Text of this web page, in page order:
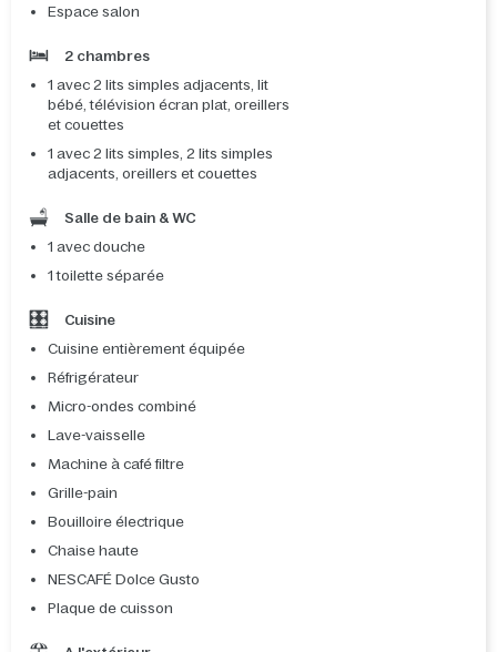
Espace salon
2 chambres
1 avec 2 lits simples adjacents, lit
bébé, télévision écran plat, oreillers
et couettes
1 avec 2 lits simples, 2 lits simples
adjacents, oreillers et couettes
Salle de bain & WC
1 avec douche
1 toilette séparée
Cuisine
Cuisine entièrement équipée
Réfrigérateur
Micro-ondes combiné
Lave-vaisselle
Machine à café filtre
Grille-pain
Bouilloire électrique
Chaise haute
NESCAFÉ Dolce Gusto
Plaque de cuisson